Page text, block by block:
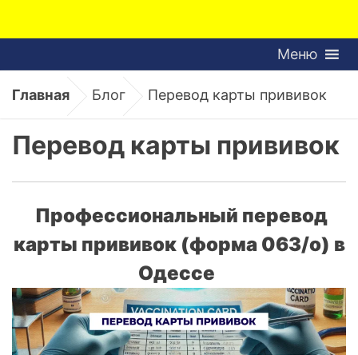
Меню
Главная Блог Перевод карты прививок
Перевод карты прививок
Профессиональный перевод
карты прививок (форма 063/о) в
Одессе